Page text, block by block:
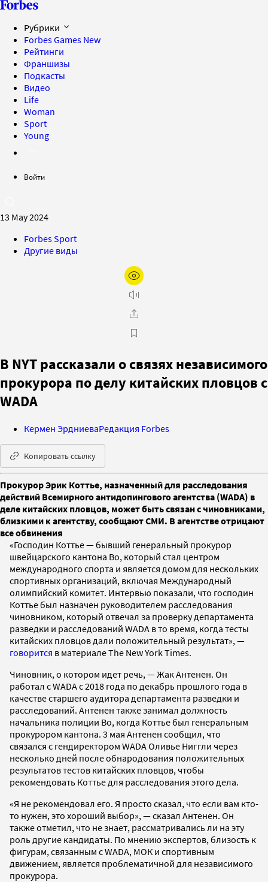
Рубрики
Forbes Games New
Рейтинги
Франшизы
Подкасты
Видео
Life
Woman
Sport
Young
Войти
13 May 2024
Forbes Sport
Другие виды
В NYT рассказали о связях независимого
прокурора по делу китайских пловцов с
WADA
Кермен ЭрдниеваРедакция Forbes
Копировать ссылку
Прокурор Эрик Коттье, назначенный для расследования
действий Всемирного антидопингового агентства (WADA) в
деле китайских пловцов, может быть связан с чиновниками,
близкими к агентству, сообщают СМИ. В агентстве отрицают
все обвинения
«Господин Коттье — бывший генеральный прокурор
швейцарского кантона Во, который стал центром
международного спорта и является домом для нескольких
спортивных организаций, включая Международный
олимпийский комитет. Интервью показали, что господин
Коттье был назначен руководителем расследования
чиновником, который отвечал за проверку департамента
разведки и расследований WADA в то время, когда тесты
китайских пловцов дали положительный результат», —
говорится в материале The New York Times.
Чиновник, о котором идет речь, — Жак Антенен. Он
работал с WADA с 2018 года по декабрь прошлого года в
качестве старшего аудитора департамента разведки и
расследований. Антенен также занимал должность
начальника полиции Во, когда Коттье был генеральным
прокурором кантона. 3 мая Антенен сообщил, что
связался с гендиректором WADA Оливье Ниггли через
несколько дней после обнародования положительных
результатов тестов китайских пловцов, чтобы
рекомендовать Коттье для расследования этого дела.
«Я не рекомендовал его. Я просто сказал, что если вам кто-
то нужен, это хороший выбор», — сказал Антенен. Он
также отметил, что не знает, рассматривались ли на эту
роль другие кандидаты. По мнению экспертов, близость к
фигурам, связанным с WADA, МОК и спортивным
движением, является проблематичной для независимого
прокурора.